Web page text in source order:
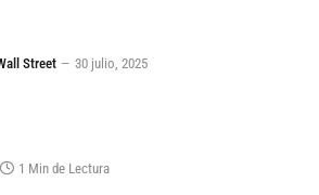
Street 30 julio, 2025
1 Min de Lectura